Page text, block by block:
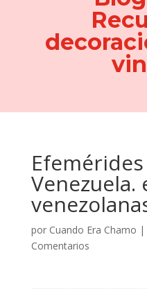
por Cuando Era Chamo |
Comentarios